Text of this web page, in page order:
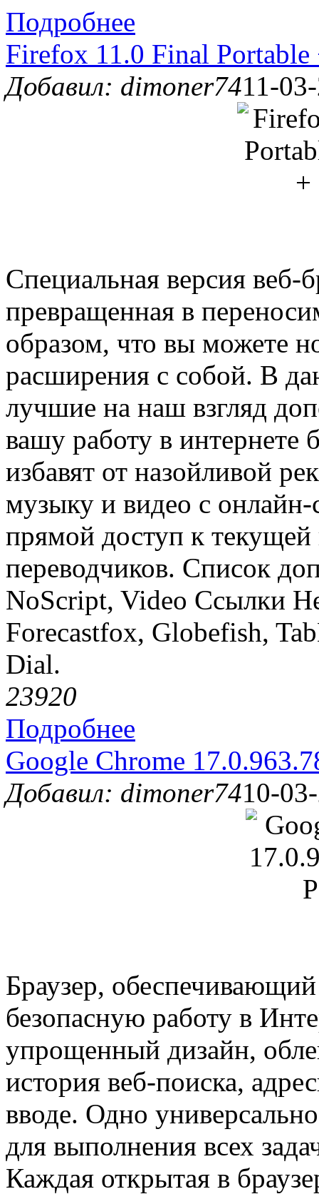
Подробнее
Firefox 11.0 Final
Добавил: dimoner7411-
Специальная версия
превращенная в
образом, что вы можете
расширения с собой. В
лучшие на наш взгляд
вашу работу в интернете
избавят от назойливой
музыку и видео с
прямой доступ к текущей
переводчиков. Список
NoScript, Video Ссылки
Forecastfox, Globefish,
Dial.
23920
Подробнее
Google Chrome
Добавил: dimoner7410-
Браузер,
безопасную работу в
упрощенный дизайн,
история веб-поиска,
вводе. Одно
для выполнения всех
Каждая открытая в